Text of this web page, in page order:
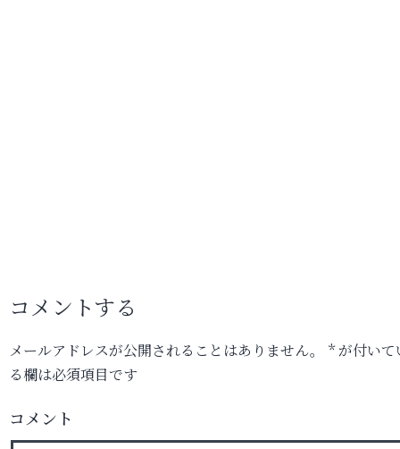
コメントする
メールアドレスが公開されることはありません。 *が付いて
る欄は必須項目です
コメント